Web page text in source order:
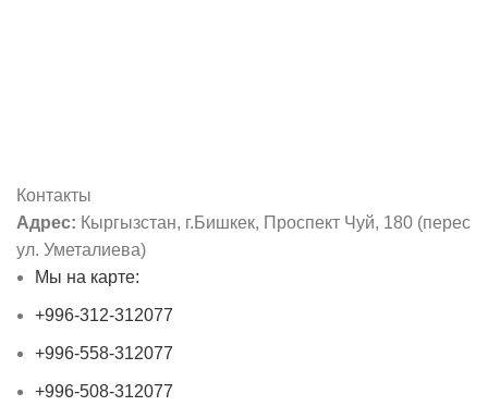
Контакты
Адрес: Кыргызстан, г.Бишкек, Проспект Чуй, 180 (перес
ул. Уметалиева)
Мы на карте:
+996-312-312077
+996-558-312077
+996-508-312077